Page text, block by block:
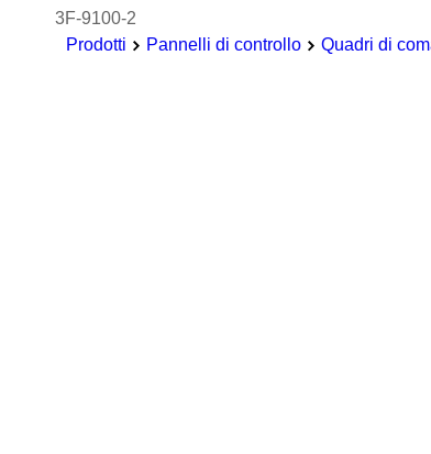
3F-9100-2
Prodotti
Pannelli di controllo Quadri di